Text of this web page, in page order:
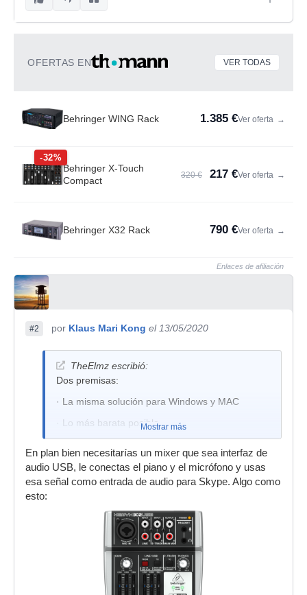
OFERTAS EN VER TODAS
Behringer WING Rack 1.385 €Ver oferta →
-32%
Behringer X-Touch
Compact
320 € 217 €Ver oferta →
Behringer X32 Rack 790 €Ver oferta →
Enlaces de afiliación
#2 por Klaus Mari Kong el 13/05/2020
TheElmz escribió:
Dos premisas:
· La misma solución para Windows y MAC
· Lo más barata posibleMostrar más
En plan bien necesitarías un mixer que sea interfaz de
audio USB, le conectas el piano y el micrófono y usas
esa señal como entrada de audio para Skype. Algo como
esto: